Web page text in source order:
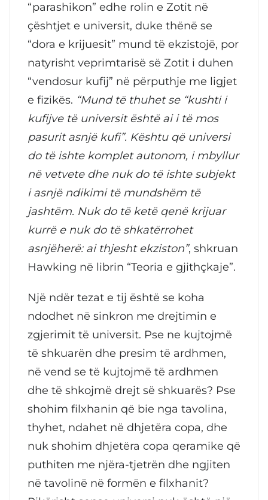
“parashikon” edhe rolin e Zotit në
çështjet e universit, duke thënë se
“dora e krijuesit” mund të ekzistojë, por
natyrisht veprimtarisë së Zotit i duhen
“vendosur kufij” në përputhje me ligjet
e fizikës. “Mund të thuhet se “kushti i
kufijve të universit është ai i të mos
pasurit asnjë kufi”. Kështu që universi
do të ishte komplet autonom, i mbyllur
në vetvete dhe nuk do të ishte subjekt
i asnjë ndikimi të mundshëm të
jashtëm. Nuk do të ketë qenë krijuar
kurrë e nuk do të shkatërrohet
asnjëherë: ai thjesht ekziston”, shkruan
Hawking në librin “Teoria e gjithçkaje”.
Një ndër tezat e tij është se koha
ndodhet në sinkron me drejtimin e
zgjerimit të universit. Pse ne kujtojmë
të shkuarën dhe presim të ardhmen,
në vend se të kujtojmë të ardhmen
dhe të shkojmë drejt së shkuarës? Pse
shohim filxhanin që bie nga tavolina,
thyhet, ndahet në dhjetëra copa, dhe
nuk shohim dhjetëra copa qeramike që
puthiten me njëra-tjetrën dhe ngjiten
në tavolinë në formën e filxhanit?